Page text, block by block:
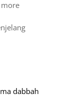
more:
Saat
Mustajab
dabbah